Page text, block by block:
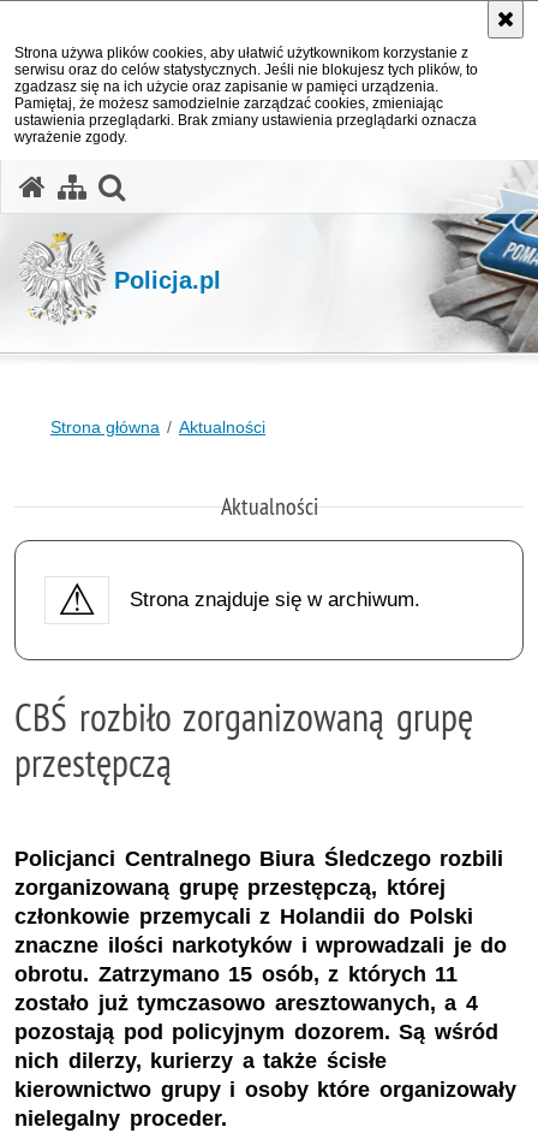
Strona używa plików cookies, aby ułatwić użytkownikom korzystanie z
serwisu oraz do celów statystycznych. Jeśli nie blokujesz tych plików, to
zgadzasz się na ich użycie oraz zapisanie w pamięci urządzenia.
Pamiętaj, że możesz samodzielnie zarządzać cookies, zmieniając
ustawienia przeglądarki. Brak zmiany ustawienia przeglądarki oznacza
wyrażenie zgody.
Policja.pl
Strona główna Aktualności
Aktualności
Strona znajduje się w archiwum.
CBŚ rozbiło zorganizowaną grupę
przestępczą
Policjanci Centralnego Biura Śledczego rozbili
zorganizowaną grupę przestępczą, której
członkowie przemycali z Holandii do Polski
znaczne ilości narkotyków i wprowadzali je do
obrotu. Zatrzymano 15 osób, z których 11
zostało już tymczasowo aresztowanych, a 4
pozostają pod policyjnym dozorem. Są wśród
nich dilerzy, kurierzy a także ścisłe
kierownictwo grupy i osoby które organizowały
nielegalny proceder.